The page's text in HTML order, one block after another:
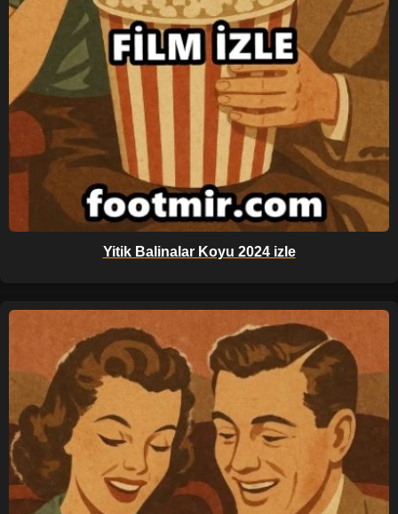
Yitik Balinalar Koyu 2024 izle